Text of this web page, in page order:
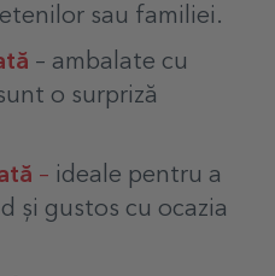
sau familiei.
– ambalate cu
o surpriză
– ideale pentru a
și gustos cu ocazia